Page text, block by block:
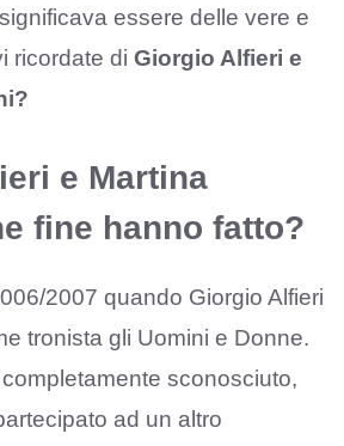
essere delle vere e
ricordate di Giorgio Alfieri e
e Martina
fine hanno fatto?
2007 quando Giorgio Alfieri
tronista gli Uomini e Donne.
sconosciuto,
ad un altro